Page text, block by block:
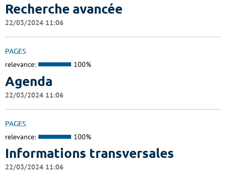
Recherche avancée
22/03/2024 11:06
PAGES
relevance: 100%
Agenda
22/03/2024 11:06
PAGES
relevance: 100%
Informations transversales
22/03/2024 11:06